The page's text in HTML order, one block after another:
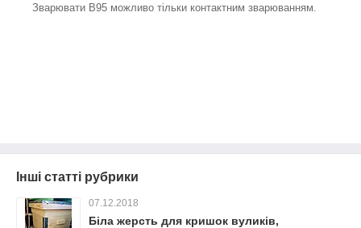
Зварювати В95 можливо тільки контактним зварюванням.
Інші статті рубрики
07.12.2018
Біла жерсть для кришок вуликів,